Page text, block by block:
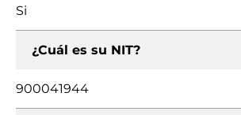
Si
¿Cuál es su NIT?
900041944